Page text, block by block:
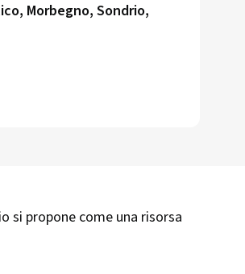
Morbegno, Sondrio,
si propone come una risorsa